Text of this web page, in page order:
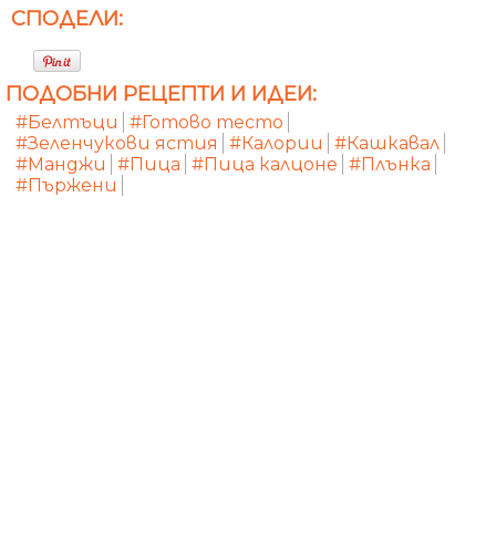
СПОДЕЛИ:
ПОДОБНИ РЕЦЕПТИ И ИДЕИ:
#Белтъци
#Готово тесто
#Зеленчукови ястия
#Калории
#Кашкавал
#Манджи
#Пица #Пица калцоне #Плънка
#Пържени